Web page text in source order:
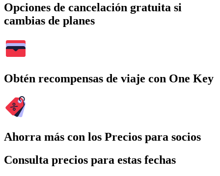
Opciones de cancelación gratuita si
cambias de planes
Obtén recompensas de viaje con One Key
Ahorra más con los Precios para socios
Consulta precios para estas fechas